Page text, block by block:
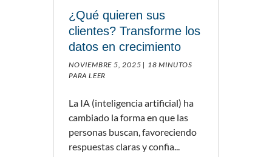
¿Qué quieren sus
clientes? Transforme los
datos en crecimiento
NOVIEMBRE 5, 2025 | 18 MINUTOS
PARA LEER
La IA (inteligencia artificial) ha
cambiado la forma en que las
personas buscan, favoreciendo
respuestas claras y confia...